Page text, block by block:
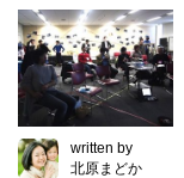
written by
北原まどか